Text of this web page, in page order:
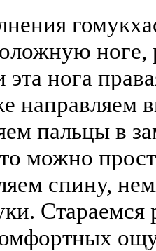
ноге,
нога
направляем
пальцы в
можно
спину,